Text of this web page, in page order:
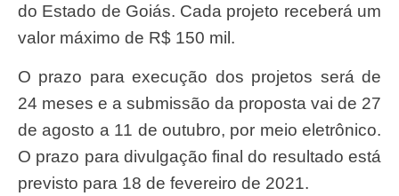
do Estado de Goiás. Cada projeto receberá um
valor máximo de R$ 150 mil.
O prazo para execução dos projetos será de
24 meses e a submissão da proposta vai de 27
de agosto a 11 de outubro, por meio eletrônico.
O prazo para divulgação final do resultado está
previsto para 18 de fevereiro de 2021.